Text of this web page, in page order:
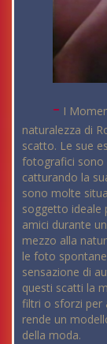
- I
naturalezza di
scatto. Le sue
fotografici
catturando la
sono molte
soggetto ideale
amici durante
mezzo alla
le foto
sensazione di
questi scatti la
filtri o sforzi per
rende un
della moda.